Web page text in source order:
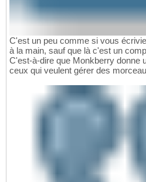
C'est un peu comme si vous
à la main, sauf que là c'est un
C'est-à-dire que Monkberry donne
ceux qui veulent gérer des